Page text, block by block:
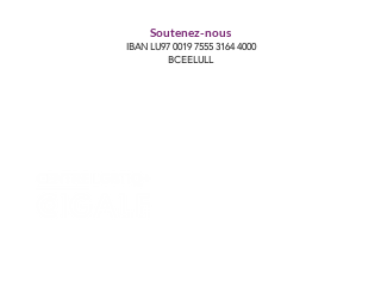
Soutenez-nous
IBAN LU97 0019 7555 3164 4000
BCEELULL